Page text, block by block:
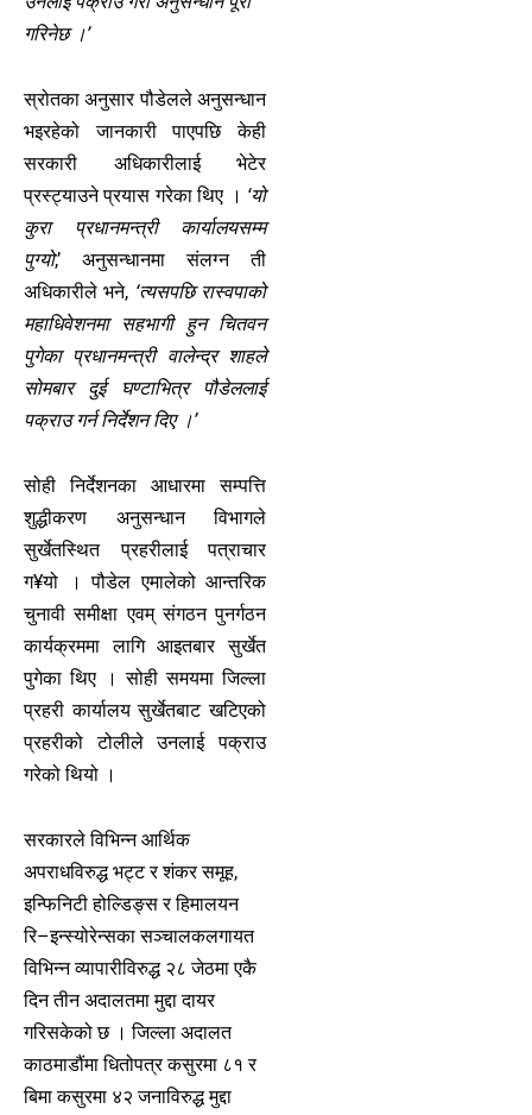
गरिनेछ ।’
स्रोतका अनुसार पौडेलले अनुसन्धान
भइरहेको जानकारी पाएपछि केही
सरकारी अधिकारीलाई भेटेर
प्रस्ट्याउने प्रयास गरेका थिए । ‘यो
कुरा प्रधानमन्त्री कार्यालयसम्म
पुग्यो,’ अनुसन्धानमा संलग्न ती
अधिकारीले भने, ‘त्यसपछि रास्वपाको
महाधिवेशनमा सहभागी हुन चितवन
पुगेका प्रधानमन्त्री वालेन्द्र शाहले
सोमबार दुई घण्टाभित्र पौडेललाई
पक्राउ गर्न निर्देशन दिए ।’
सोही निर्देशनका आधारमा सम्पत्ति
शुद्धीकरण अनुसन्धान विभागले
सुर्खेतस्थित प्रहरीलाई पत्राचार
ग¥यो । पौडेल एमालेको आन्तरिक
चुनावी समीक्षा एवम् संगठन पुनर्गठन
कार्यक्रममा लागि आइतबार सुर्खेत
पुगेका थिए । सोही समयमा जिल्ला
प्रहरी कार्यालय सुर्खेतबाट खटिएको
प्रहरीको टोलीले उनलाई पक्राउ
गरेको थियो ।
सरकारले विभिन्न आर्थिक
अपराधविरुद्ध भट्ट र शंकर समूह,
इन्फिनिटी होल्डिङ्स र हिमालयन
रि–इन्स्योरेन्सका सञ्चालकलगायत
विभिन्न व्यापारीविरुद्ध २८ जेठमा एकै
दिन तीन अदालतमा मुद्दा दायर
गरिसकेको छ । जिल्ला अदालत
काठमाडौंमा धितोपत्र कसुरमा ८१ र
बिमा कसुरमा ४२ जनाविरुद्ध मुद्दा